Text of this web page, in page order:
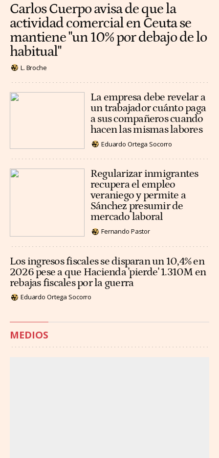
Carlos Cuerpo avisa de que la
actividad comercial en Ceuta se
mantiene "un 10% por debajo de lo
habitual"
L. Broche
La empresa debe revelar a
un trabajador cuánto paga
a sus compañeros cuando
hacen las mismas labores
Eduardo Ortega Socorro
Regularizar inmigrantes
recupera el empleo
veraniego y permite a
Sánchez presumir de
mercado laboral
Fernando Pastor
Los ingresos fiscales se disparan un 10,4% en
2026 pese a que Hacienda 'pierde' 1.310M en
rebajas fiscales por la guerra
Eduardo Ortega Socorro
MEDIOS